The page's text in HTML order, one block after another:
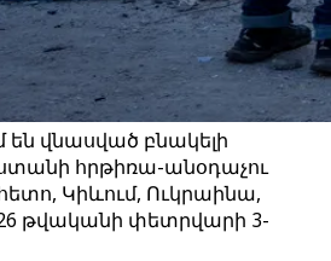
են վնասված բնակելի
հրթիռա-անօդաչու
Կիևում, Ուկրաինա,
թվականի փետրվարի 3-